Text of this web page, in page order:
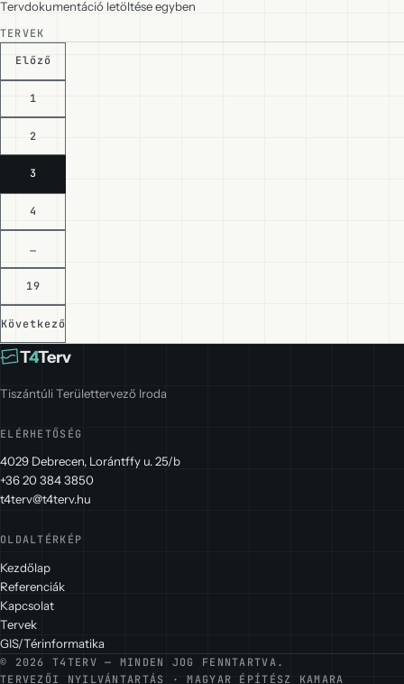
Tervdokumentáció letöltése egyben
TERVEK
Lapozás
Előző
1
2
3
4
…
19
Következő
T4Terv
Tiszántúli Területtervező Iroda
ELÉRHETŐSÉG
4029 Debrecen, Lorántffy u. 25/b
+36 20 384 3850
t4terv@t4terv.hu
OLDALTÉRKÉP
Kezdőlap
Referenciák
Kapcsolat
Tervek
GIS/Térinformatika
© 2026 T4TERV — MINDEN JOG FENNTARTVA.
TERVEZŐI NYILVÁNTARTÁS · MAGYAR ÉPÍTÉSZ KAMARA